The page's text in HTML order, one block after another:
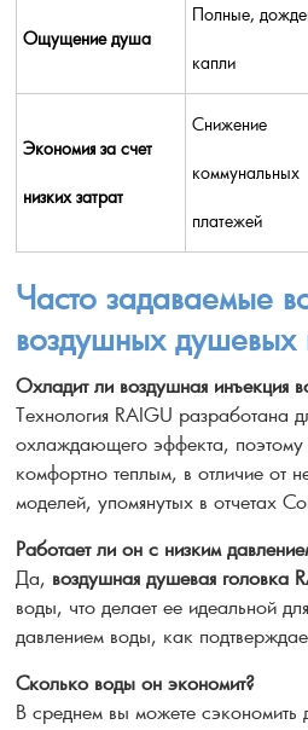
Ощущение душа
Полные,
капли
Экономия за счет
низких затрат
Снижение
коммунальных
платежей
Часто задаваемые
воздушных душевых
Охладит ли воздушная инъекция
Технология RAIGU разработана
охлаждающего эффекта, поэтому
комфортно теплым, в отличие от
моделей, упомянутых в отчетах
Работает ли он с низким
Да, воздушная душевая головка
воды, что делает ее идеальной
давлением воды, как
Сколько воды он экономит?
В среднем вы можете